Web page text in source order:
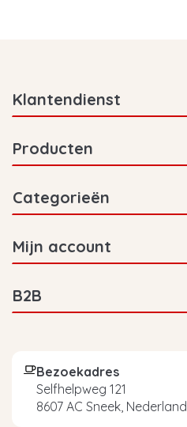
Klantendienst
Producten
Categorieën
Mijn account
B2B
Bezoekadres
Selfhelpweg 121
8607 AC Sneek, Nederland